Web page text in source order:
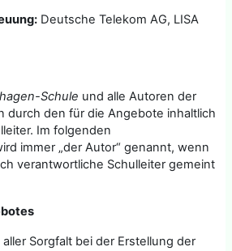
Deutsche Telekom AG, LISA
Schule und alle Autoren der
durch den für die Angebote inhaltlich
Im folgenden
immer „der Autor“ genannt, wenn
verantwortliche Schulleiter gemeint
Sorgfalt bei der Erstellung der